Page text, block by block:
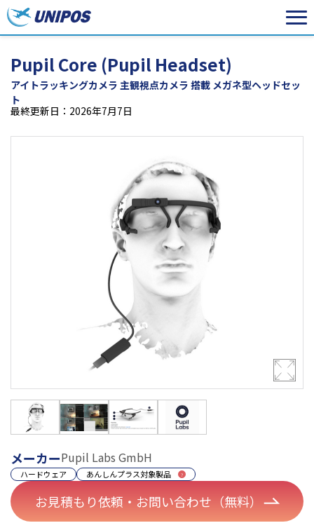
Pupil Core (Pupil Headset)
アイトラッキングカメラ 主観視点カメラ 搭載 メガネ型ヘッドセッ
ト
最終更新日：2026年7月7日
メーカーPupil Labs GmbH
ハードウェア あんしんプラス対象製品
お見積もり依頼・お問い合わせ（無料）